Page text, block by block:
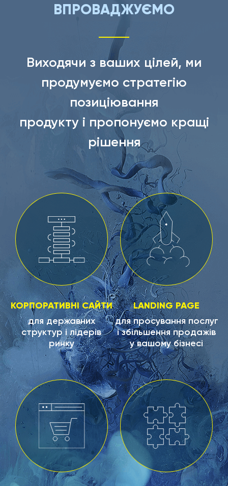
ВПРОВАДЖУЄМО
Виходячи з ваших цілей, ми
продумуємо стратегію
позиціювання
продукту і пропонуємо кращі
рішення
КОРПОРАТИВНІ САЙТИ
для державних
структур і лідерів
ринку
LANDING PAGE
для просування послуг
і збільшення продажів
у вашому бізнесі